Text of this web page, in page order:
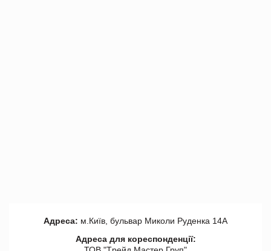
Адреса: м.Київ, бульвар Миколи Руденка 14А
Адреса для кореспонденції: